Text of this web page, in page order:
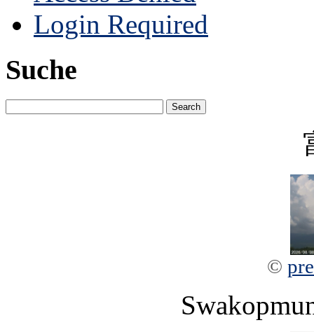
Login Required
Suche
©